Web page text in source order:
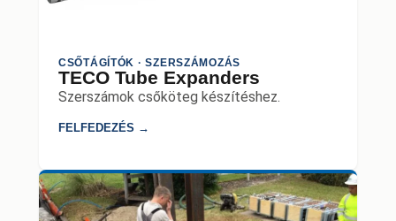
CSŐTÁGÍTÓK · SZERSZÁMOZÁS
TECO Tube Expanders
Szerszámok csőköteg készítéshez.
FELFEDEZÉS →